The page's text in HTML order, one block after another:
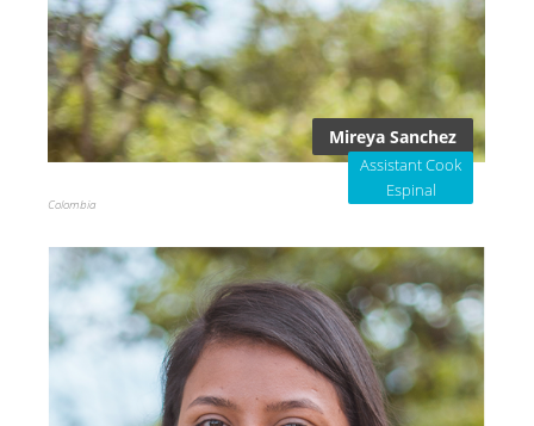
Mireya Sanchez
Assistant Cook
Espinal
Colombia